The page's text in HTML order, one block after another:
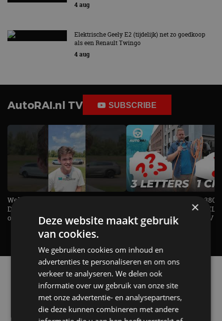
4 aug
Elektrische Geely E2 (tijdelijk) net zo goedkoop
als een Renault Twingo
4 aug
AutoRAI.nl TV SUBSCRIBE
Welke elektrische auto past bij jou?
De EV Experience geeft antwoord
op je vraag! - AutoRAI TV
1.500 KG Trekgewicht & 380
elektrische pk's, maar
AUTO is het? - AutoRAI TV
Alle automerken
Selecteer een merk voor meer informatie, modellen
en alle nieuwsberichten
×
Deze website maakt gebruik
van cookies.
We gebruiken cookies om inhoud en
advertenties te personaliseren en om ons
verkeer te analyseren. We delen ook
informatie over uw gebruik van onze site
met onze advertentie- en analysepartners,
die deze kunnen combineren met andere